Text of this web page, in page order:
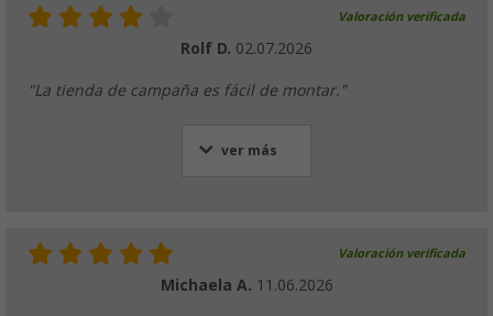
Valoración verificada
Rolf D. 02.07.2026
"La tienda de campaña es fácil de montar."
ver más
Valoración verificada
Michaela A. 11.06.2026